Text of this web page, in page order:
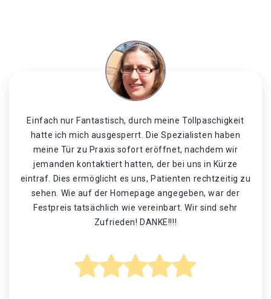
Einfach nur Fantastisch, durch meine Tollpaschigkeit
hatte ich mich ausgesperrt. Die Spezialisten haben
meine Tür zu Praxis sofort eröffnet, nachdem wir
jemanden kontaktiert hatten, der bei uns in Kürze
eintraf. Dies ermöglicht es uns, Patienten rechtzeitig zu
sehen. Wie auf der Homepage angegeben, war der
Festpreis tatsächlich wie vereinbart. Wir sind sehr
Zufrieden! DANKE!!!!